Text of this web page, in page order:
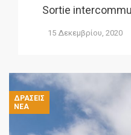
Sortie
15 Δεκεμβρίου, 2020
ΔΡΆΣΕΙΣ
ΝΈΑ